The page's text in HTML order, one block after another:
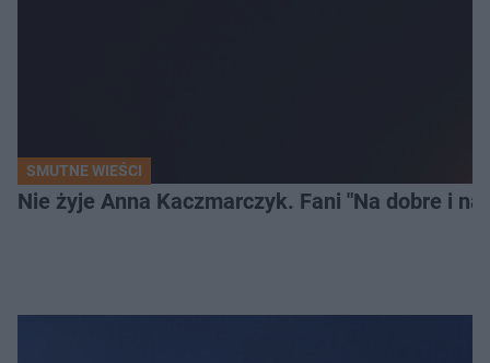
SMUTNE WIEŚCI
Nie żyje Anna Kaczmarczyk. Fani "Na dobre i na